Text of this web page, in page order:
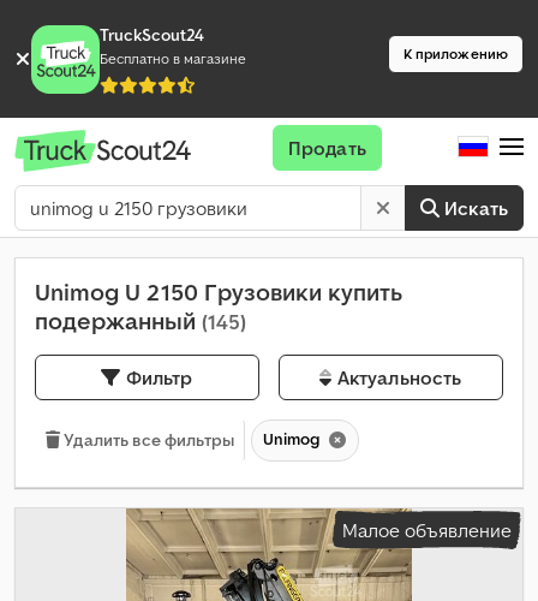
TruckScout24
Бесплатно в магазине К приложению
Искать
Продать
Unimog U 2150 Грузовики купить
подержанный (145)
Фильтр Актуальность
Удалить все фильтры Unimog
Малое объявление